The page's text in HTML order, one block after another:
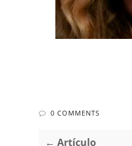
0 COMMENTS
← Artículo